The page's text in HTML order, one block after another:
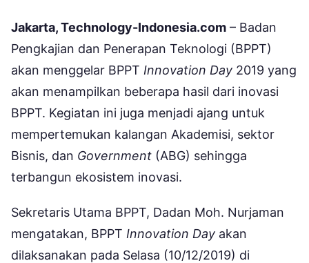
Jakarta, Technology-Indonesia.com – Badan
Pengkajian dan Penerapan Teknologi (BPPT)
akan menggelar BPPT Innovation Day 2019 yang
akan menampilkan beberapa hasil dari inovasi
BPPT. Kegiatan ini juga menjadi ajang untuk
mempertemukan kalangan Akademisi, sektor
Bisnis, dan Government (ABG) sehingga
terbangun ekosistem inovasi.
Sekretaris Utama BPPT, Dadan Moh. Nurjaman
mengatakan, BPPT Innovation Day akan
dilaksanakan pada Selasa (10/12/2019) di